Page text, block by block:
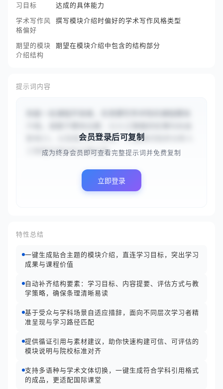
习目标
达成的具体能力
学术写作风
格偏好
撰写模块介绍时偏好的学术写作风格类型
期望的模块
介绍结构
期望在模块介绍中包含的结构部分
提示词内容
影响}}，以及核心学习目标：{{能够识别并分析人
工智能应用中的主要伦理...
会员登录后可复制
成为终身会员即可查看完整提示词并免费复制
立即登录
特性总结
一键生成贴合主题的模块介绍，直连学习目标，突出学习
成果与课程价值
自动补齐结构要素：学习目标、内容提要、评估方式与教
学策略，确保条理清晰易读
基于受众与学科场景自适应措辞，面向不同层次学习者精
准呈现与学习路径匹配
提供循证引用与素材建议，助你快速构建可信、可评估的
模块说明与院校标准对齐
支持多语种与学术文体切换，一键生成符合学科引用格式
的成品，更适配国际课堂